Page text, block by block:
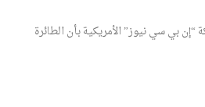
بي سي نيوز” الأمريكية بأن الطائرة